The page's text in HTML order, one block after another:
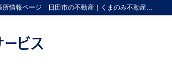
日田玖珠広域消防組合消防本部日田消防署天瀬出張所情報ページ｜日田市の不動産｜くまのみ不動産サービス